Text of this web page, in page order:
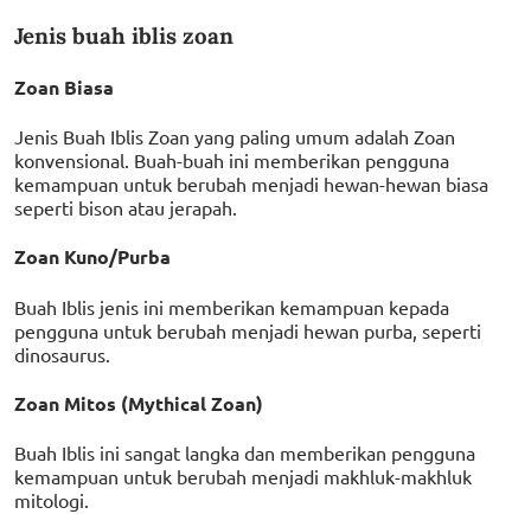
Jenis buah iblis zoan
Zoan Biasa
Jenis Buah Iblis Zoan yang paling umum adalah Zoan
konvensional. Buah-buah ini memberikan pengguna
kemampuan untuk berubah menjadi hewan-hewan biasa
seperti bison atau jerapah.
Zoan Kuno/Purba
Buah Iblis jenis ini memberikan kemampuan kepada
pengguna untuk berubah menjadi hewan purba, seperti
dinosaurus.
Zoan Mitos (Mythical Zoan)
Buah Iblis ini sangat langka dan memberikan pengguna
kemampuan untuk berubah menjadi makhluk-makhluk
mitologi.